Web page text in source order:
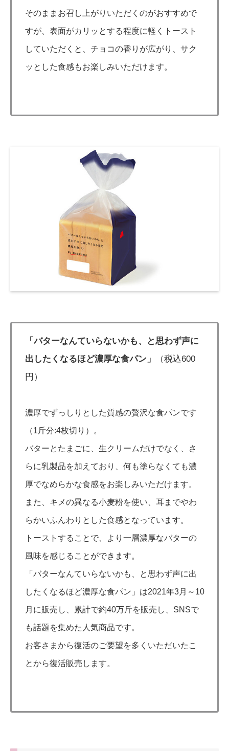
そのままお召し上がりいただくのがおすすめで
すが、表面がカリッとする程度に軽くトースト
していただくと、チョコの香りが広がり、サク
ッとした食感もお楽しみいただけます。
「バターなんていらないかも、と思わず声に
出したくなるほど濃厚な食パン」
（税込600
円）
濃厚でずっしりとした質感の贅沢な食パンです
（1斤分:4枚切り）。
バターとたまごに、生クリームだけでなく、さ
らに乳製品を加えており、何も塗らなくても濃
厚でなめらかな食感をお楽しみいただけます。
また、キメの異なる小麦粉を使い、耳までやわ
らかいふんわりとした食感となっています。
トーストすることで、より一層濃厚なバターの
風味を感じることができます。
「バターなんていらないかも、と思わず声に出
したくなるほど濃厚な食パン」は2021年3月～10
月に販売し、累計で約40万斤を販売し、SNSで
も話題を集めた人気商品です。
お客さまから復活のご要望を多くいただいたこ
とから復活販売します。